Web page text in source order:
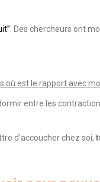
. Des chercheurs ont
où est le rapport avec
entre les
d’accoucher chez soi,